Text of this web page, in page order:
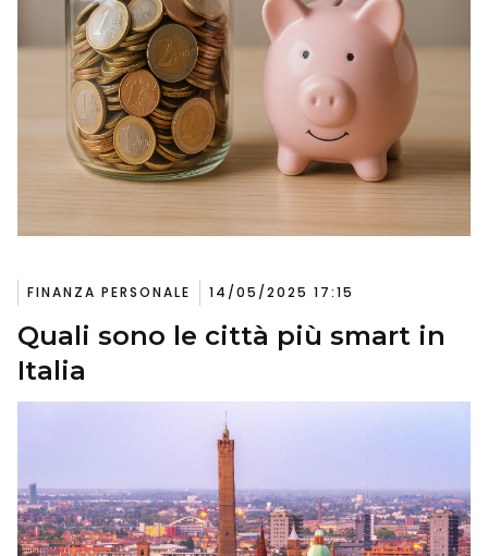
FINANZA PERSONALE 14/05/2025 17:15
Quali sono le città più smart in
Italia